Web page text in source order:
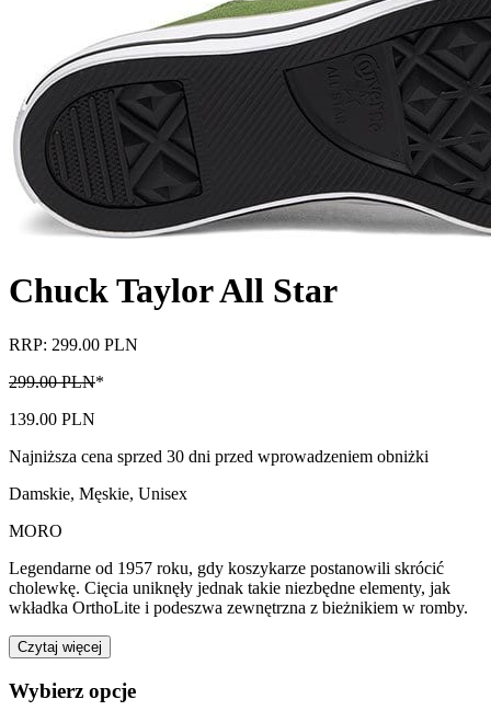
Chuck Taylor All Star
RRP: 299.00 PLN
299.00 PLN*
139.00 PLN
Najniższa cena sprzed 30 dni przed wprowadzeniem obniżki
Damskie, Męskie, Unisex
MORO
Legendarne od 1957 roku, gdy koszykarze postanowili skrócić
cholewkę. Cięcia uniknęły jednak takie niezbędne elementy, jak
wkładka OrthoLite i podeszwa zewnętrzna z bieżnikiem w romby.
Czytaj więcej
Wybierz opcje